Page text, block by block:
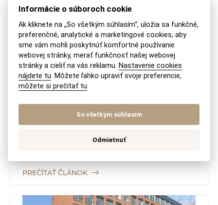
PRACOVNÉ PRÁVO
Dohody o nepreberaní zamestnancov
(no-poach agreements)
Trh práce je z pohľadu práva hospodárskej súťaže
trhom ako každý druhý. Firmy tu medzi sebou
PREČÍTAŤ ČLÁNOK
Informácie o súboroch cookie
Ak kliknete na „So všetkým súhlasím“, uložia sa funkčné,
preferenčné, analytické a marketingové cookies, aby
sme vám mohli poskytnúť komfortné používanie
webovej stránky, merať funkčnosť našej webovej
stránky a cieliť na vás reklamu. Nastavenie cookies
nájdete tu. Môžete ľahko upraviť svoje preferencie,
môžete si prečítať tu.
So všetkým súhlasím
Odmietnuť